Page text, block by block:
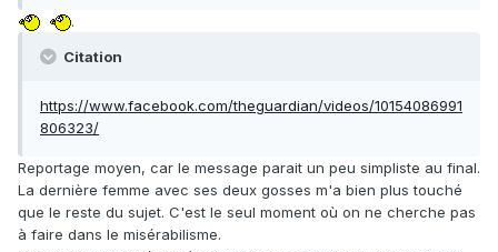
.
Citation
https://www.facebook.com/theguardian/videos/10154086991
806323/
Reportage moyen, car le message parait un peu simpliste au final.
La dernière femme avec ses deux gosses m'a bien plus touché
que le reste du sujet. C'est le seul moment où on ne cherche pas
à faire dans le misérabilisme.